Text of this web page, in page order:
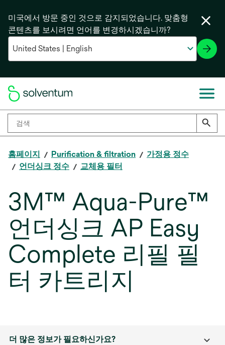
미국에서 방문 중인 것으로 감지되었습니다. 맞춤형
콘텐츠를 보시려면 언어를 변경하시겠습니까?
홈페이지 Purification & filtration
가정용 정수
언더싱크 정수
교체용 필터
3M™ Aqua-Pure™
언더싱크 AP Easy
Complete 리필 필
터 카트리지
더 많은 정보가 필요하신가요?